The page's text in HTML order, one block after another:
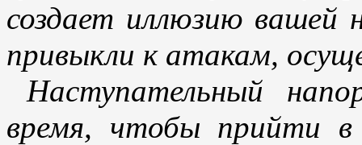
создает иллюзию вашей
привыкли к атакам,
Наступательный
время, чтобы прийти